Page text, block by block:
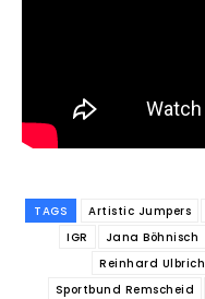
TAGS Artistic Jumpers
IGR
Jana Böhnisch
Reinhard Ulbrich
Sportbund Remscheid